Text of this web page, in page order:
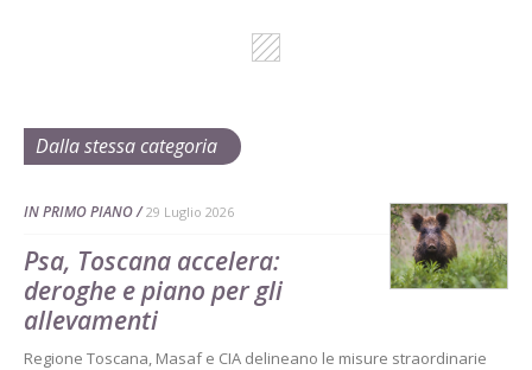
Dalla stessa categoria
IN PRIMO PIANO 29 Luglio 2026
Psa, Toscana accelera:
deroghe e piano per gli
allevamenti
Regione Toscana, Masaf e CIA delineano le misure straordinarie